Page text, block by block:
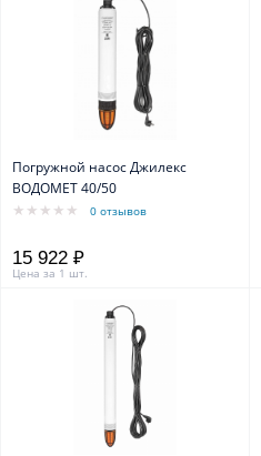
Погружной насос Джилекс
ВОДОМЕТ 40/50
0 отзывов
15 922 ₽
Цена за 1 шт.